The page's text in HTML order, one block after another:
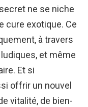
ne se niche
cure exotique. Ce
à travers
et même
Et si
offrir un nouvel
vitalité, de bien-